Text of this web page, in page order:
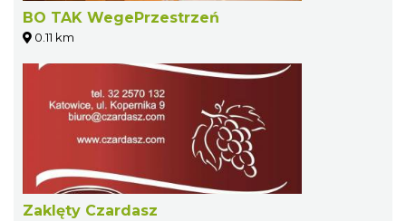
BO TAK WegePrzestrzeń
0.11 km
Zaklęty Czardasz